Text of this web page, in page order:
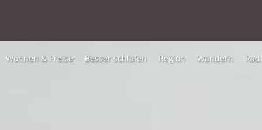
Wohnen & Preise Besser schlafen Region Wandern